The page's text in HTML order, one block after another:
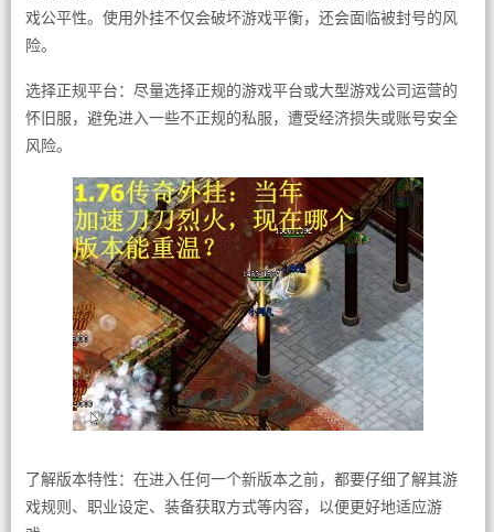
戏公平性。使用外挂不仅会破坏游戏平衡，还会面临被封号的风
险。
选择正规平台：尽量选择正规的游戏平台或大型游戏公司运营的
怀旧服，避免进入一些不正规的私服，遭受经济损失或账号安全
风险。
了解版本特性：在进入任何一个新版本之前，都要仔细了解其游
戏规则、职业设定、装备获取方式等内容，以便更好地适应游